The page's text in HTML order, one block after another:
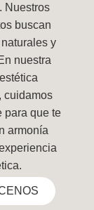
Nuestros
buscan
y
nuestra
cuidamos
para que te
armonía